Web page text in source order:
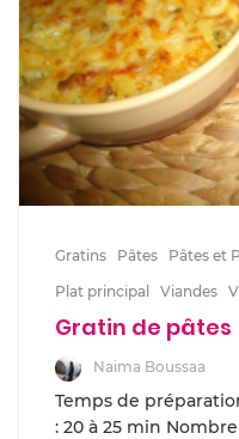
Gratins Pâtes Pâtes et
Plat principal
Viandes
Gratin de pâtes
Naima Boussaa
Temps de
: 20 à 25 min